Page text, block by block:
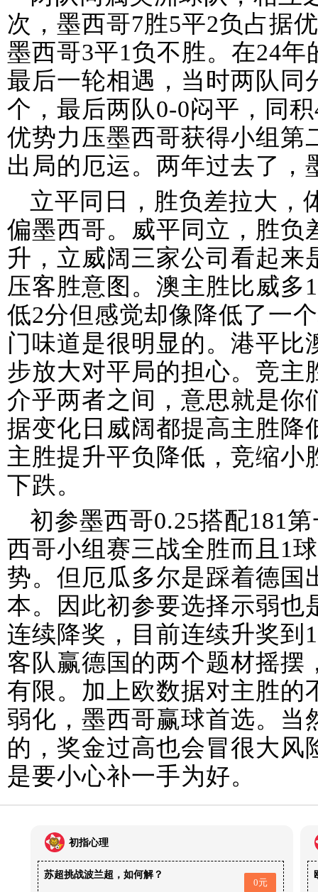
次，墨西哥7胜5平2负占据
墨西哥3平1负不胜。在24
最后一轮相遇，当时两队同
个，最后两队0-0闷平，同
优势力压墨西哥获得小组第
出局的厄运。两年过去了，
立平同日，胜负差拉大，
偏墨西哥。威平同立，胜负
升，立威阔三家公司看起来
压客胜意图。澳主胜比威多
低2分但感觉却像降低了一
门味道是很明显的。港平比
步放大对平局的担心。竞主
介乎两者之间，意思就是你
据变化日威阔都提高主胜降
主胜提升平负降低，竞缩小
下跌。
初参墨西哥0.25搭配181
西哥小组赛三战全胜而且1
势。但厄瓜多尔是踩着德国
本。因此初参要选择示弱也
连续降奖，目前连续升奖到
客队赢德国的两个题材摇摆
有限。加上欧数据对主胜的
弱化，墨西哥赢球首选。当
的，奖金过高也会冒很大风
是要小心补一手为好。
初指心理
苏超挑战波兰超，如何解？
0元